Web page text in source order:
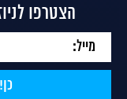
הצטרפו